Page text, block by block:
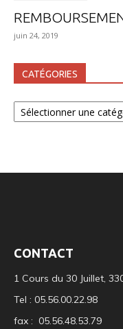
juin 24, 2019
CATÉGORIES
Catégories
CONTACT
1 Cours du 30 Juillet,
Tel : 05.56.00.22.98
fax : 05.56.48.53.79